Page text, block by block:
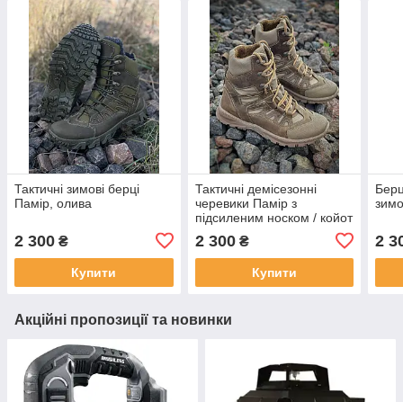
Тактичні зимові берці
Памір, олива
2 300 ₴
Купити
Тактичні демісезонні
черевики Памір з
підсиленим носком / койот
2 300₴
Купити
2
Акційні пропозиції та новинки